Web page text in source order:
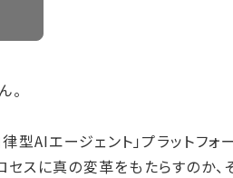
。
AIエージェント」プラットフォ
スに真の変革をもたらすのか、